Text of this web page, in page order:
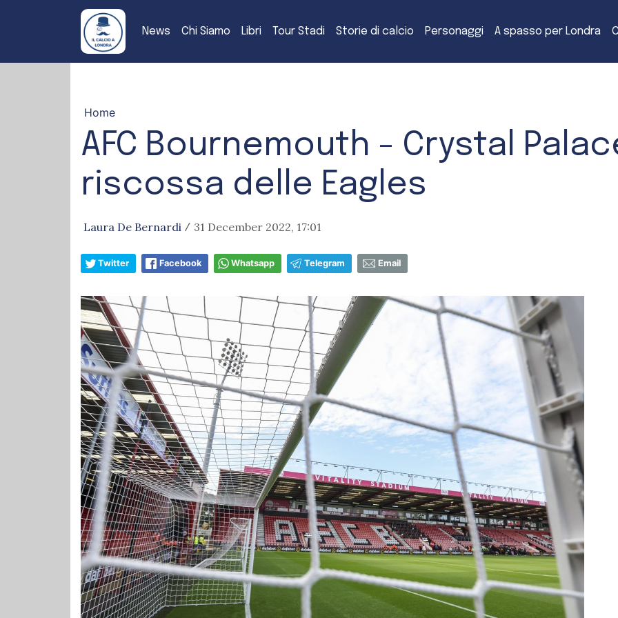
News Chi Siamo Libri Tour Stadi Storie di calcio Personaggi A spasso per Londra
Home
AFC Bournemouth - Crystal
riscossa delle Eagles
Laura De Bernardi / 31 December 2022, 17:01
Twitter Facebook Whatsapp Telegram Email